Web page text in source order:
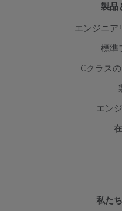
製品
エンジニア
標準
Cクラス
エン
私た